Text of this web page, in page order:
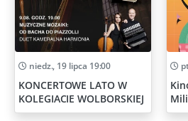
niedz., 19 lipca 19:00
KONCERTOWE LATO W
KOLEGIACIE WOLBORSKIEJ